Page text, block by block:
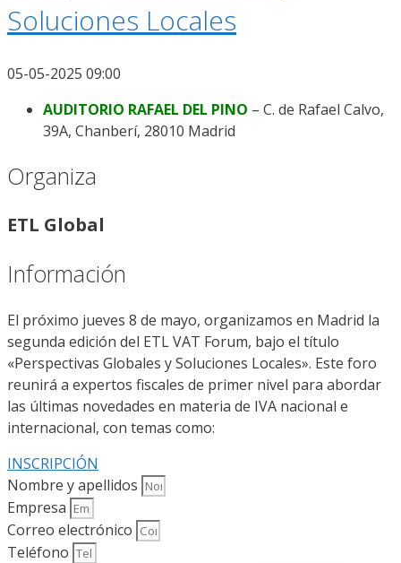
Soluciones Locales
05-05-2025 09:00
AUDITORIO RAFAEL DEL PINO – C. de Rafael Calvo,
39A, Chanberí, 28010 Madrid
Organiza
ETL Global
Información
El próximo jueves 8 de mayo, organizamos en Madrid la
segunda edición del ETL VAT Forum, bajo el título
«Perspectivas Globales y Soluciones Locales». Este foro
reunirá a expertos fiscales de primer nivel para abordar
las últimas novedades en materia de IVA nacional e
internacional, con temas como:
INSCRIPCIÓN
Nombre y apellidos
Empresa
Correo electrónico
Teléfono